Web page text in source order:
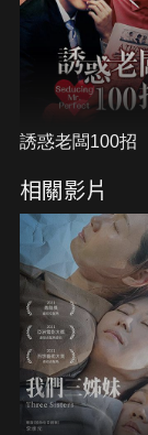
誘惑老闆100招
相關影片